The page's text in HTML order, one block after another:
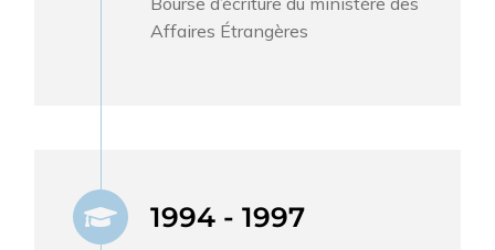
Affaires Étrangères
1994 - 1997